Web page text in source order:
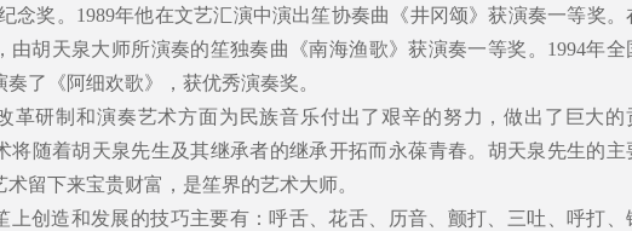
念奖。1989年他在文艺汇演中演出笙协奏曲《井冈颂》获演奏一等奖。
由胡天泉大师所演奏的笙独奏曲《南海渔歌》获演奏一等奖。1994年全
了《阿细欢歌》，获优秀演奏奖。
革研制和演奏艺术方面为民族音乐付出了艰辛的努力，做出了巨大的
将随着胡天泉先生及其继承者的继承开拓而永葆青春。胡天泉先生的主
留下来宝贵财富，是笙界的艺术大师。
上创造和发展的技巧主要有：呼舌、花舌、历音、颤打、三吐、呼打、